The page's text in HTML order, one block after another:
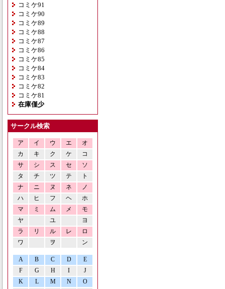
コミケ91
コミケ90
コミケ89
コミケ88
コミケ87
コミケ86
コミケ85
コミケ84
コミケ83
コミケ82
コミケ81
在庫僅少
サークル検索
ア イ ウ エ
オ
カ
キ ク ケ
コ
サ
シ ス セ
ソ
タ
チ ツ テ
ト
ナ
ニ ヌ ネ
ノ
ハ
ヒ フ ヘ
ホ
マ
ミ ム メ
モ
ヤ
ユ
ヨ
ラ
リ ル レ
ロ
ワ
ヲ ン
A B C D
E
F
G H I
J
K
L M N O